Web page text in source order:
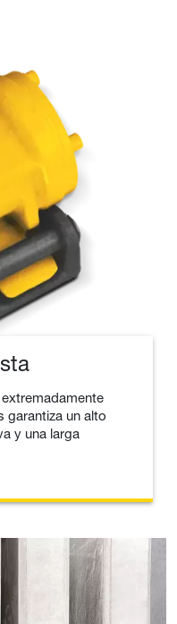
garantiza un alto
y una larga